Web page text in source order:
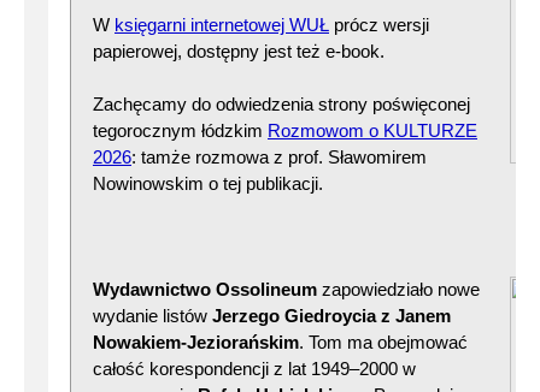
W księgarni internetowej WUŁ prócz wersji
papierowej, dostępny jest też e-book.
Zachęcamy do odwiedzenia strony poświęconej
tegorocznym łódzkim Rozmowom o KULTURZE
2026: tamże rozmowa z prof. Sławomirem
Nowinowskim o tej publikacji.
Wydawnictwo Ossolineum zapowiedziało nowe
wydanie listów Jerzego Giedroycia z Janem
Nowakiem-Jeziorańskim. Tom ma obejmować
całość korespondencji z lat 1949–2000 w